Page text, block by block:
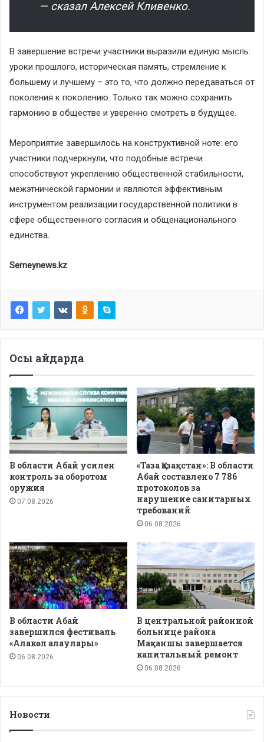
— сказал Алексей Кливенко.
В завершение встречи участники выразили единую мысль:
уроки прошлого, историческая память, стремление к
большему и лучшему – это то, что должно передаваться от
поколения к поколению. Только так можно сохранить
гармонию в обществе и уверенно смотреть в будущее.
Мероприятие завершилось на конструктивной ноте: его
участники подчеркнули, что подобные встречи
способствуют укреплению общественной стабильности,
межэтнической гармонии и являются эффективным
инструментом реализации государственной политики в
сфере общественного согласия и общенационального
единства.
Semeynews.kz
Осы айдарда
В области Абай усилен
контроль за оборотом
оружия
07.08.2026
«Таза Қазақстан»: В области
Абай составлено 7 786
протоколов за
нарушение санитарных
требований
06.08.2026
В области Абай
завершился фестиваль
«Алакөл алаулары»
06.08.2026
В центральной районной
больнице района
Мақаншы завершается
капитальный ремонт
06.08.2026
Новости